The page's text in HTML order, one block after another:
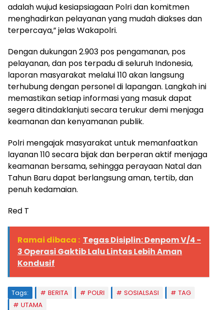
adalah wujud kesiapsiagaan Polri dan komitmen
menghadirkan pelayanan yang mudah diakses dan
terpercaya,” jelas Wakapolri.
Dengan dukungan 2.903 pos pengamanan, pos
pelayanan, dan pos terpadu di seluruh Indonesia,
laporan masyarakat melalui 110 akan langsung
terhubung dengan personel di lapangan. Langkah ini
memastikan setiap informasi yang masuk dapat
segera ditindaklanjuti secara terukur demi menjaga
keamanan dan kenyamanan publik.
Polri mengajak masyarakat untuk memanfaatkan
layanan 110 secara bijak dan berperan aktif menjaga
keamanan bersama, sehingga perayaan Natal dan
Tahun Baru dapat berlangsung aman, tertib, dan
penuh kedamaian.
Red T
Ramai dibaca : Tegas Disiplin: Denpom V/4 -
3 Operasi Gaktib Lalu Lintas Lebih Aman
Kondusif
Tags: BERITA POLRI SOSIALSASI
TAG
UTAMA